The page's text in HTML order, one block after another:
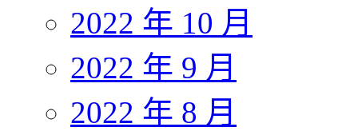
2022 年 10 月
2022 年 9 月
2022 年 8 月